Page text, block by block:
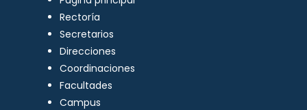
Rectoría
Secretarios
Direcciones
Coordinaciones
Facultades
Campus